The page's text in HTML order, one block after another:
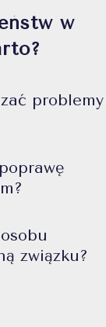
w
problemy
związku?